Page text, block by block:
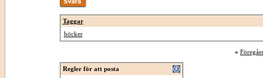
Taggar
böcker
«
Regler för att posta